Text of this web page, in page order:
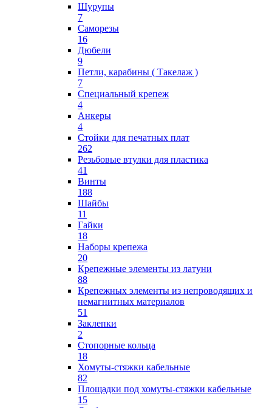
Шурупы
7
Саморезы
16
Дюбели
9
Петли, карабины ( Такелаж )
7
Специальный крепеж
4
Анкеры
4
Стойки для печатных плат
262
Резьбовые втулки для пластика
41
Винты
188
Шайбы
11
Гайки
18
Наборы крепежа
20
Крепежные элементы из латуни
88
Крепежных элементы из непроводящих и
немагнитных материалов
51
Заклепки
2
Стопорные кольца
18
Хомуты-стяжки кабельные
82
Площадки под хомуты-стяжки кабельные
15